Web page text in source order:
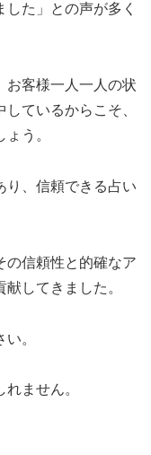
た」との声が多く
お客様一人一人の状
ているからこそ、
う。
り、信頼できる占い
の信頼性と的確なア
してきました。
。
ません。